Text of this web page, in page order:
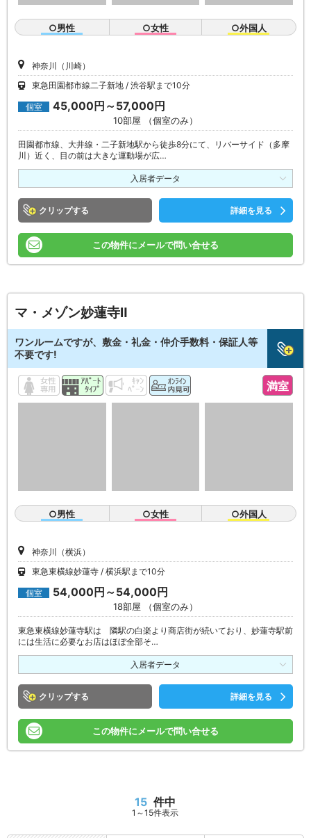
○男性 ○女性 ○外国人
神奈川（川崎）
東急田園都市線二子新地
渋谷駅まで10分
個室 45,000円～57,000円
10部屋 （個室のみ）
田園都市線、大井線・二子新地駅から徒歩8分にて、リバーサイド（多摩
川）近く、目の前は大きな運動場が広…
入居者データ
クリップ 詳細を見る
この物件にメールで問い合せる
マ・メゾン妙蓮寺Ⅱ
ワンルームですが、敷金・礼金・仲介手数料・保証人等
不要です!
満室
○男性 ○女性 ○外国人
神奈川（横浜）
東急東横線妙蓮寺
横浜駅まで10分
個室 54,000円～54,000円
18部屋 （個室のみ）
東急東横線妙蓮寺駅は 隣駅の白楽より商店街が続いており、妙蓮寺駅前
には生活に必要なお店はほぼ全部そ…
入居者データ
クリップ 詳細を見る
この物件にメールで問い合せる
15 件中
1～15件表示